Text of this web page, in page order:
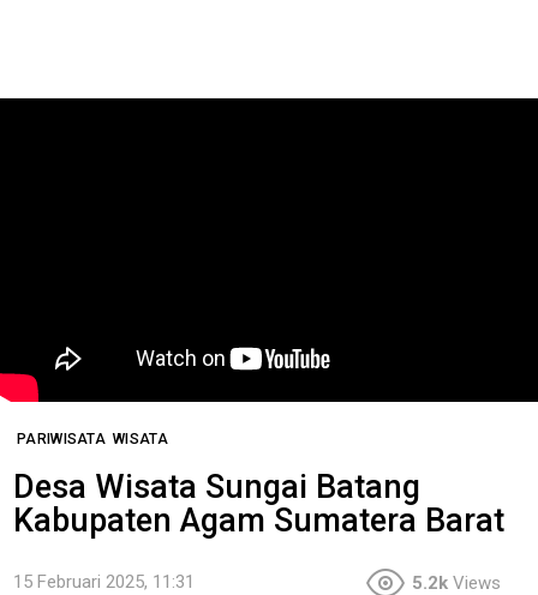
PARIWISATA WISATA
Desa Wisata Sungai Batang
Kabupaten Agam Sumatera Barat
15 Februari 2025, 11:31 5.2k Views